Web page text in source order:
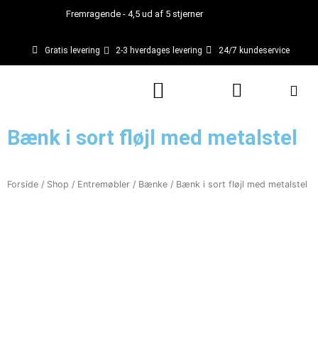
Fremragende - 4,5 ud af 5 stjerner
Gratis levering 2-3 hverdages levering 24/7 kundeservice
Kurv
Bænk i sort fløjl med metalstel
Forside / Shop / Entremøbler / Bænke / Bænk i sort fløjl med metalstel